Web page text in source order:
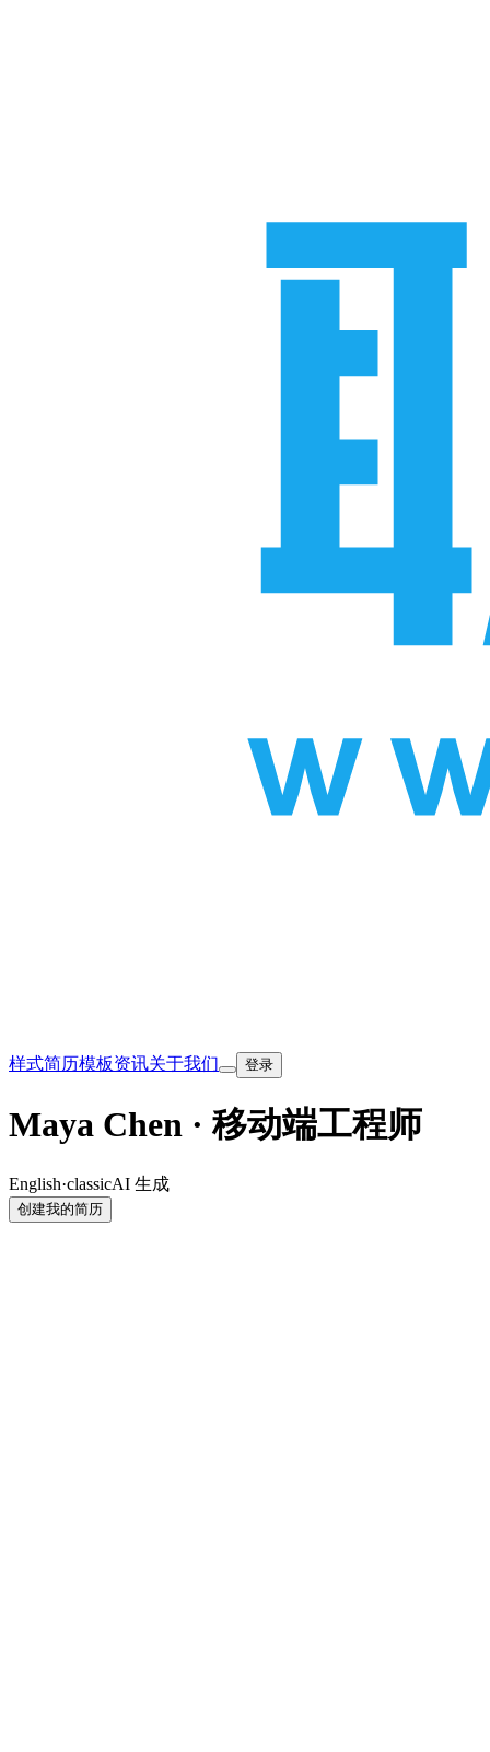
样式简历模板资讯关于我们 登录
Maya Chen · 移动端工程师
English·classicAI 生成
创建我的简历